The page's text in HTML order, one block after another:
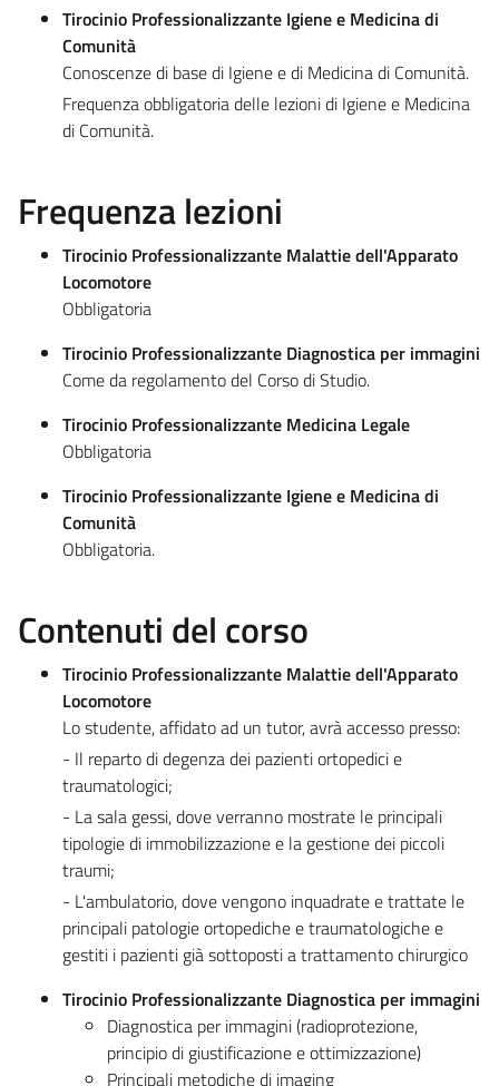
Tirocinio Professionalizzante Igiene e Medicina di
Comunità
Conoscenze di base di Igiene e di Medicina di Comunità.
Frequenza obbligatoria delle lezioni di Igiene e Medicina
di Comunità.
Frequenza lezioni
Tirocinio Professionalizzante Malattie dell'Apparato
Locomotore
Obbligatoria
Tirocinio Professionalizzante Diagnostica per immagini
Come da regolamento del Corso di Studio.
Tirocinio Professionalizzante Medicina Legale
Obbligatoria
Tirocinio Professionalizzante Igiene e Medicina di
Comunità
Obbligatoria.
Contenuti del corso
Tirocinio Professionalizzante Malattie dell'Apparato
Locomotore
Lo studente, affidato ad un tutor, avrà accesso presso:
- Il reparto di degenza dei pazienti ortopedici e
traumatologici;
- La sala gessi, dove verranno mostrate le principali
tipologie di immobilizzazione e la gestione dei piccoli
traumi;
- L'ambulatorio, dove vengono inquadrate e trattate le
principali patologie ortopediche e traumatologiche e
gestiti i pazienti già sottoposti a trattamento chirurgico
Tirocinio Professionalizzante Diagnostica per immagini
Diagnostica per immagini (radioprotezione,
principio di giustificazione e ottimizzazione)
Principali metodiche di imaging